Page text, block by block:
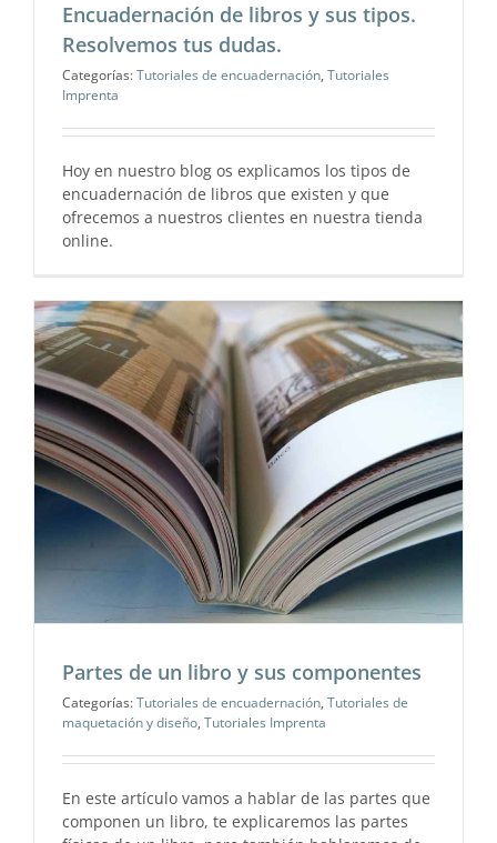
Encuadernación de libros y sus tipos.
Resolvemos tus dudas.
Categorías:Tutoriales de encuadernación, Tutoriales
Imprenta
Hoy en nuestro blog os explicamos los tipos de
encuadernación de libros que existen y que
ofrecemos a nuestros clientes en nuestra tienda
online.
Partes de un libro y sus componentes
Categorías:Tutoriales de encuadernación, Tutoriales de
maquetación y diseño, Tutoriales Imprenta
En este artículo vamos a hablar de las partes que
componen un libro, te explicaremos las partes